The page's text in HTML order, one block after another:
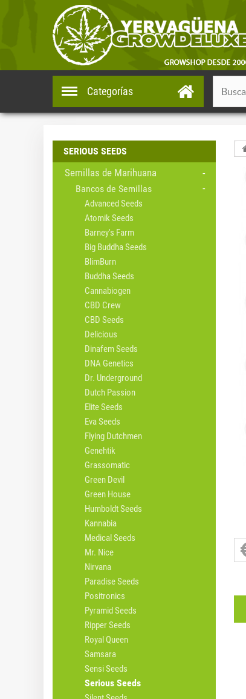
Categorías
SERIOUS SEEDS
Semillas de Marihuana
Bancos de Semillas
Advanced Seeds
Atomik Seeds
Barney's Farm
Big Buddha Seeds
BlimBurn
Buddha Seeds
Cannabiogen
CBD Crew
CBD Seeds
Delicious
Dinafem Seeds
DNA Genetics
Dr. Underground
Dutch Passion
Elite Seeds
Eva Seeds
Flying Dutchmen
Genehtik
Grassomatic
Green Devil
Green House
Humboldt Seeds
Kannabia
Medical Seeds
Mr. Nice
Nirvana
Paradise Seeds
Positronics
Pyramid Seeds
Ripper Seeds
Royal Queen
Samsara
Sensi Seeds
Serious Seeds